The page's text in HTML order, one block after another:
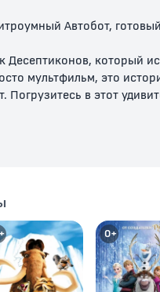
Автобот,
Десептиконов, который
мультфильм, это
Погрузитесь в этот
0+